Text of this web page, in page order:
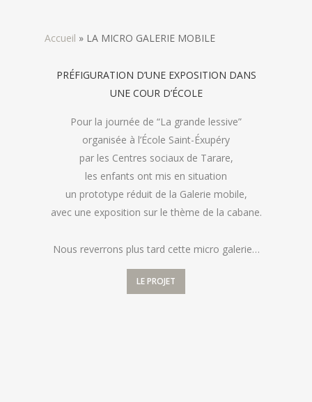
Accueil » LA MICRO GALERIE MOBILE
PRÉFIGURATION D’UNE EXPOSITION DANS
UNE COUR D’ÉCOLE
Pour la journée de “La grande lessive”
organisée à l’École Saint-Éxupéry
par les Centres sociaux de Tarare,
les enfants ont mis en situation
un prototype réduit de la Galerie mobile,
avec une exposition sur le thème de la cabane.
Nous reverrons plus tard cette micro galerie…
LE PROJET